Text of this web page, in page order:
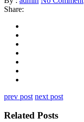
Share:
prev post next post
Related Posts